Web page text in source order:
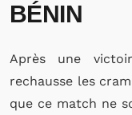
BÉNIN
Après une
rechausse les
que ce match ne